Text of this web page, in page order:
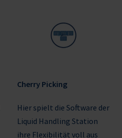
Cherry Picking
Hier spielt die Software der
Liquid Handling Station
ihre Flexibilität voll aus